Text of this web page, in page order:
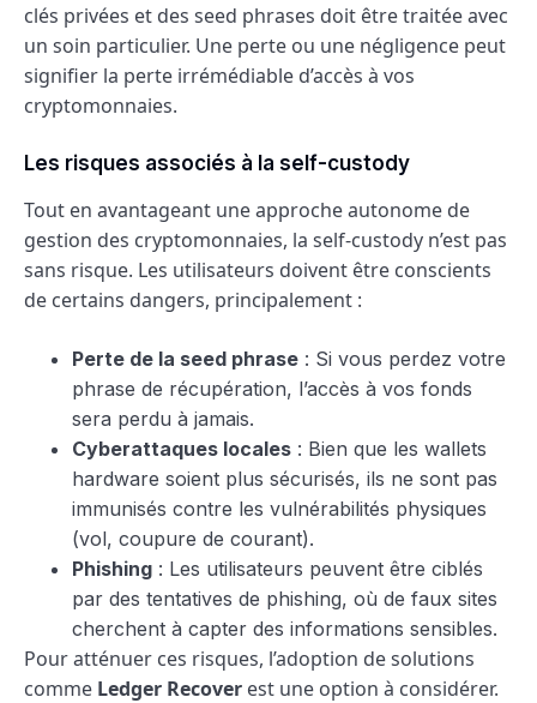
clés privées et des seed phrases doit être traitée avec
un soin particulier. Une perte ou une négligence peut
signifier la perte irrémédiable d’accès à vos
cryptomonnaies.
Les risques associés à la self-custody
Tout en avantageant une approche autonome de
gestion des cryptomonnaies, la self-custody n’est pas
sans risque. Les utilisateurs doivent être conscients
de certains dangers, principalement :
Perte de la seed phrase : Si vous perdez votre
phrase de récupération, l’accès à vos fonds
sera perdu à jamais.
Cyberattaques locales : Bien que les wallets
hardware soient plus sécurisés, ils ne sont pas
immunisés contre les vulnérabilités physiques
(vol, coupure de courant).
Phishing : Les utilisateurs peuvent être ciblés
par des tentatives de phishing, où de faux sites
cherchent à capter des informations sensibles.
Pour atténuer ces risques, l’adoption de solutions
comme Ledger Recover est une option à considérer.